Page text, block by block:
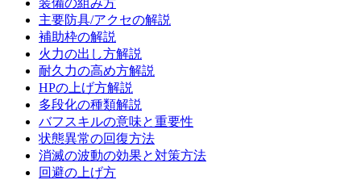
装備の組み方
主要防具/アクセの解説
補助枠の解説
火力の出し方解説
耐久力の高め方解説
HPの上げ方解説
多段化の種類解説
バフスキルの意味と重要性
状態異常の回復方法
消滅の波動の効果と対策方法
回避の上げ方